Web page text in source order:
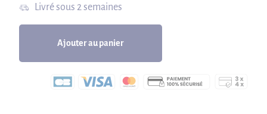
Livré sous 2 semaines
Ajouter au panier